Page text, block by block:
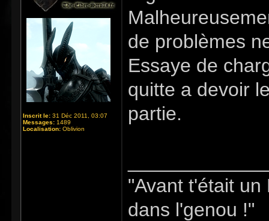
Inscrit le: 31 Déc 2011, 03:07
Messages: 1489
Localisation: Oblivion
de problèmes
Essaye de
quitte a devoir
partie.
"Avant t'était
dans l'genou !"